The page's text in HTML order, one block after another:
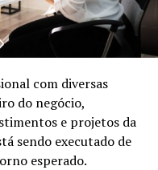
com diversas
do negócio,
e projetos da
sendo executado de
esperado.